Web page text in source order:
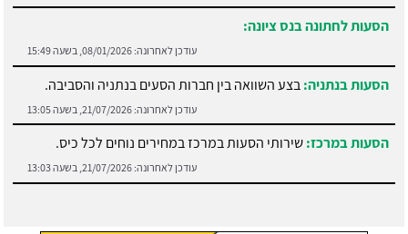
הסעות לחתונה בנס ציונה:
עודכן לאחרונה: 08/01/2026, בשעה 15:49
הסעות בנתניה:בצע השוואה בין חברות הסעים בנתניה והסביבה.
עודכן לאחרונה: 21/07/2026, בשעה 13:05
הסעות במרכז:שירותי הסעות במרכז במחירים נוחים לכל כיס.
עודכן לאחרונה: 21/07/2026, בשעה 13:03